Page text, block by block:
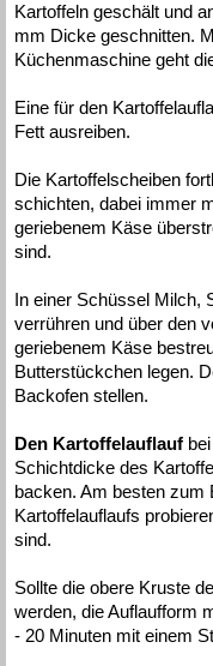
Kartoffeln geschält und
mm Dicke geschnitten.
Küchenmaschine geht
Eine für den
Fett ausreiben.
Die Kartoffelscheiben
schichten, dabei immer
geriebenem Käse
sind.
In einer Schüssel Milch,
verrühren und über den
geriebenem Käse
Butterstückchen legen.
Backofen stellen.
Den Kartoffelauflauf
Schichtdicke des
backen. Am besten zum
Kartoffelauflaufs
sind.
Sollte die obere Kruste
werden, die Auflaufform
- 20 Minuten mit einem